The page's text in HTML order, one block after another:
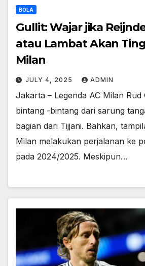
BOLA
Gullit: Wajar jika
atau Lambat Akan
Milan
JULY 4, 2025 ADMIN
Jakarta – Legenda AC Milan Rud
bintang -bintang dari sarung
bagian dari Tijjani. Bahkan,
Milan melakukan perjalanan ke
pada 2024/2025. Meskipun…